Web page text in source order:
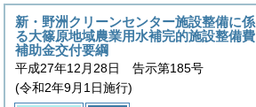
新・野洲クリーンセンター施設整備に係
る大篠原地域農業用水補完的施設整備費
補助金交付要綱
平成27年12月28日 告示第185号
(令和2年9月1日施行)